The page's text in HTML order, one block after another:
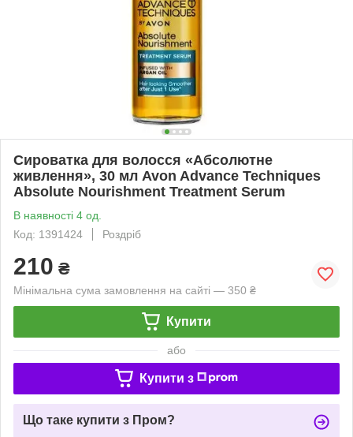
Сироватка для волосся «Абсолютне
живлення», 30 мл Avon Advance Techniques
Absolute Nourishment Treatment Serum
В наявності 4 од.
Код: 1391424
Роздріб
210 ₴
Мінімальна сума замовлення на сайті — 350 ₴
Купити
або
Купити з
Що таке купити з Пром?